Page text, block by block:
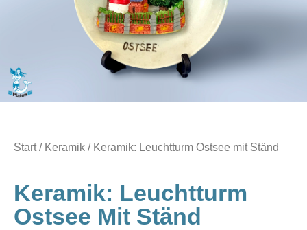
Start/ Keramik / Keramik: Leuchtturm Ostsee mit Ständ
Keramik: Leuchtturm
Ostsee Mit Ständ